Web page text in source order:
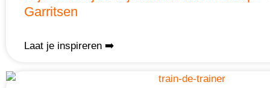
Garritsen
Laat je inspireren ➡️